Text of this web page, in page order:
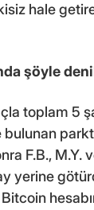
hale
şöyle
toplam 5
F.B., M.Y.
yerine